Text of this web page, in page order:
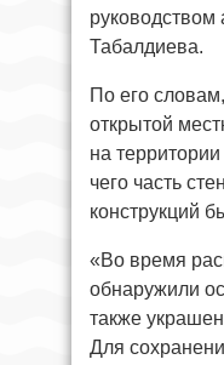
руководством
Табалдиева.
По его
открытой
на
чего часть
конструкций
«Во время
обнаружили
также
Для